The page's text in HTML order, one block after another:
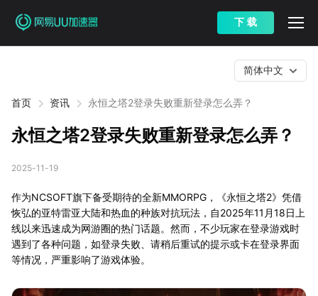
下 载
首页 资讯 永恒之塔2登录失败重新登录怎么弄？
简体中文
永恒之塔2登录失败重新登录怎么弄？
2025-11-19
作为NCSOFT旗下备受期待的全新MMORPG，《永恒之塔2》凭借
恢弘的亚特雷亚大陆和热血的种族对抗玩法，自2025年11月18日上
线以来迅速成为网游圈的热门话题。然而，不少玩家在登录游戏时
遇到了各种问题，如登录失败、请稍后重试的提示或卡在登录界面
等情况，严重影响了游戏体验。